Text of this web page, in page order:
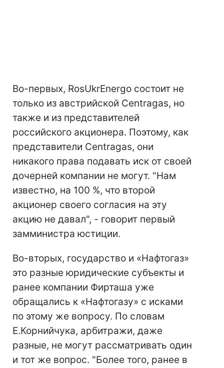
Во-первых, RosUkrEnergo состоит не
только из австрийской Centragas, но
также и из представителей
российского акционера. Поэтому, как
представители Centragas, они
никакого права подавать иск от своей
дочерней компании не могут. "Нам
известно, на 100 %, что второй
акционер своего согласия на эту
акцию не давал", - говорит первый
замминистра юстиции.
Во-вторых, государство и «Нафтогаз»
это разные юридические субъекты и
ранее компании Фирташа уже
обращались к «Нафтогазу» с исками
по этому же вопросу. По словам
Е.Корнийчука, арбитражи, даже
разные, не могут рассматривать один
и тот же вопрос. "Более того, ранее в